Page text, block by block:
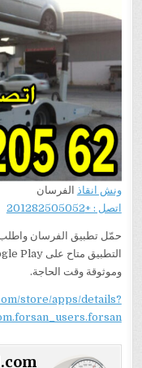
ونش انقاذ
الفرسان
اتصل : +201282505052
حمّل تطبيق الفرسان
وموثوقة وقت الحاجة.
store/apps/details?